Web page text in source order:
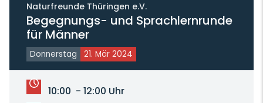
Naturfreunde Thüringen e.V.
Begegnungs- und Sprachlernrunde
für Männer
Donnerstag 21. Mär 2024
10:00 - 12:00 Uhr